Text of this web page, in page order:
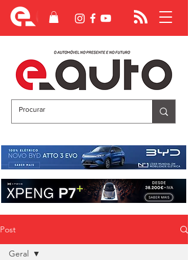
Post
Geral